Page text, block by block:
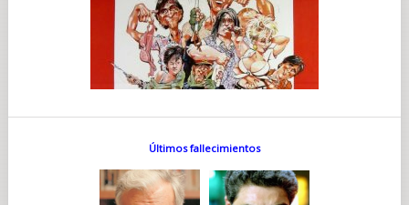
Últimos fallecimientos